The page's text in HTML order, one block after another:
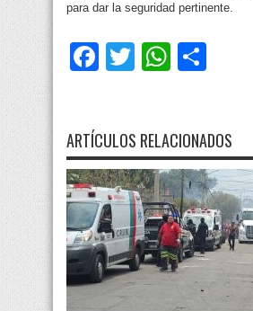
para dar la seguridad pertinente.
Facebook
Twitter
ARTÍCULOS RELACIONADOS